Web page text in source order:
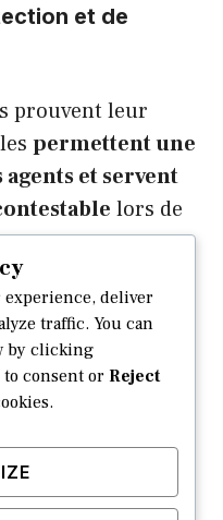
et de
prouvent leur
permettent une
et servent
lors de
aussi
. Des
sont
car la
experience, deliver
traffic. You can
by clicking
to consent or Reject